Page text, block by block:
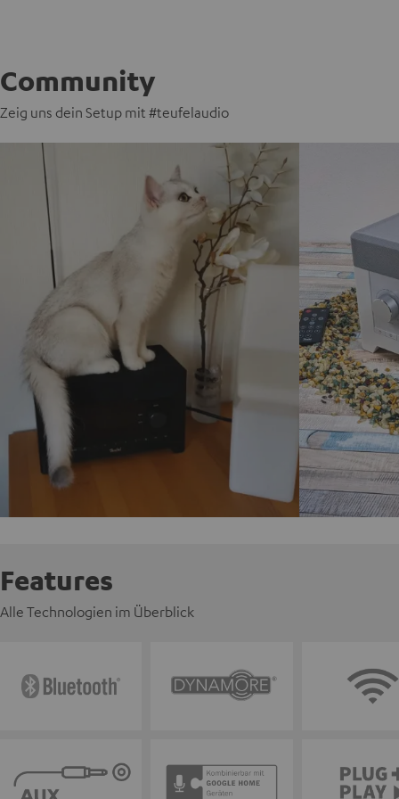
Community
Zeig uns dein Setup mit #teufelaudio
Features
Alle Technologien im Überblick